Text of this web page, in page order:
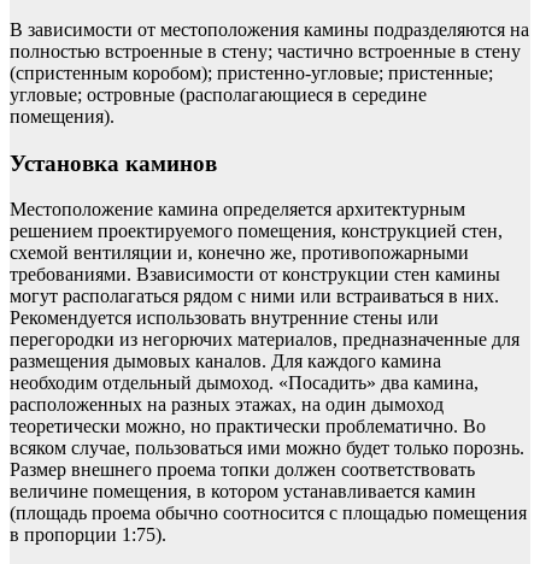
В зависимости от местоположения камины подразделяются на
полностью встроенные в стену; частично встроенные в стену
(спристенным коробом); пристенно-угловые; пристенные;
угловые; островные (располагающиеся в середине
помещения).
Установка каминов
Местоположение камина определяется архитектурным
решением проектируемого помещения, конструкцией стен,
схемой вентиляции и, конечно же, противопожарными
требованиями. Взависимости от конструкции стен камины
могут располагаться рядом с ними или встраиваться в них.
Рекомендуется использовать внутренние стены или
перегородки из негорючих материалов, предназначенные для
размещения дымовых каналов. Для каждого камина
необходим отдельный дымоход. «Посадить» два камина,
расположенных на разных этажах, на один дымоход
теоретически можно, но практически проблематично. Во
всяком случае, пользоваться ими можно будет только порознь.
Размер внешнего проема топки должен соответствовать
величине помещения, в котором устанавливается камин
(площадь проема обычно соотносится с площадью помещения
в пропорции 1:75).